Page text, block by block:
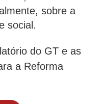
sobre a
social.
do GT e as
a Reforma